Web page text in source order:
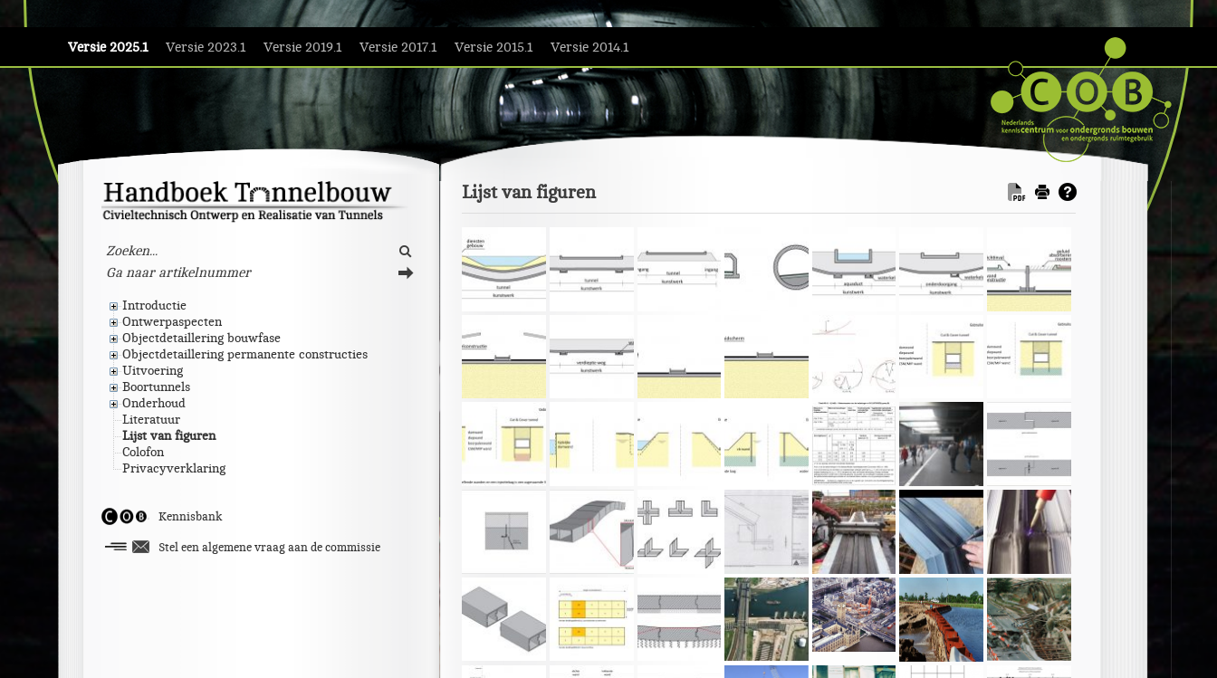
Versie 2025.1 Versie 2023.1 Versie 2019.1 Versie 2017.1 Versie 2015.1 Versie 2014.1
L
j
Introductie
Ontwerpaspecten
Objectdetaillering bouwfase
Objectdetaillering permanente constructies
Uitvoering
Boortunnels
Onderhoud
Literatuur
Lijst van figuren
Colofon
Privacyverklaring
Kennisbank
Stel een algemene vraag aan de commissie
Lijst van figuren